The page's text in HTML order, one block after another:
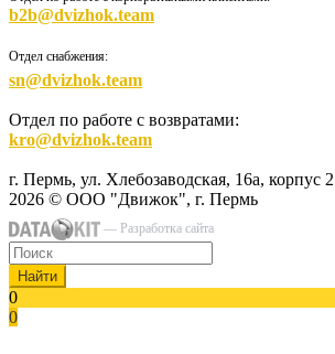
b2b@dvizhok.team
Отдел снабжения:
sn@dvizhok.team
Отдел по работе с возвратами:
kro@dvizhok.team
г. Пермь, ул. Хлебозаводская, 16а, корпус 2
2026 © ООО "Движок", г. Пермь
— Разработка сайта
Найти
0
0